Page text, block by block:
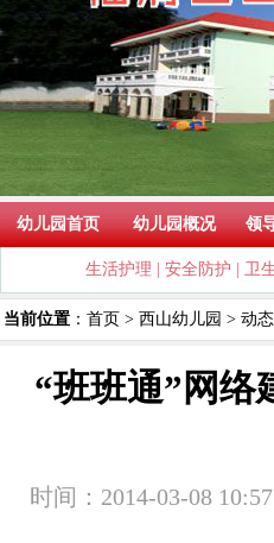
幼儿园首页 幼儿园概况 领
生活护理 安全防护 卫
当前位置 ： 首页 > 西山幼儿园 > 动
“班班通”网
时间：2014-03-08